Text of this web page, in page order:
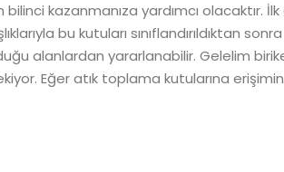
kazanmanıza yardımcı olacaktır. İlk
bu kutuları sınıflandırıldıktan
alanlardan yararlanabilir. Gelelim
Eğer atık toplama kutularına